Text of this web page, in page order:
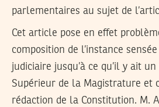
parlementaires au sujet de
Cet article pose en effet
composition de l’instance
judiciaire jusqu’à ce qu’il y ait
Supérieur de la Magistrature et
rédaction de la Constitution. M.